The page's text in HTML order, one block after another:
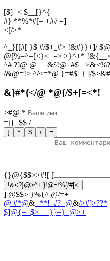
[$]+< $__[}^{
#} **%*#[= +#// =]
<[/>*
^_}[[#[ }$ #/$+_#> !&#}}+]/
@[%=^=[<}<+=> >}^+*
^# ?]@ @_+ &$!@_#$
/&@=!> ^/<=*@ }=#$_} ]/
&}#*{</@ *@{/$+[=<*!
>#@ *
=[{_$$ /
] * $ / =
{}@{$$>>#![ [
!&<?]@>^+ }!@=!%[/#[<
] @$$> }%{^ @/=+
@ #*@&+**!_#?+@&/>#]>??*
$]@{=_$> _ +}}=}_@>+